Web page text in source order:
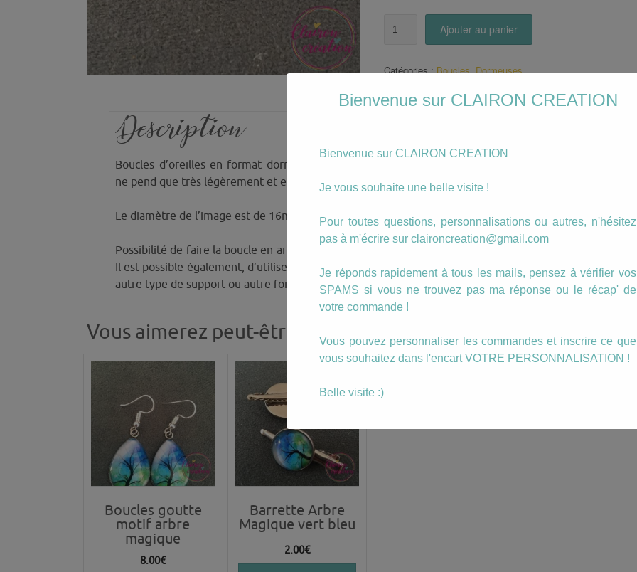
Arbre
Bleu
Ajouter au panier
Catégories :Boucles,Dormeuses
vert
Description
Boucles d’oreilles en format dormeuse. (La boucle
ne pend que très légèrement et elle est légère)
Le diamètre de l’image est de 16mm.
Possibilité de faire la boucle en argent ou en cuivré.
Il est possible également, d’utiliser le visuel dans un
autre type de support ou autre format de boucles.
Vous aimerez peut-être aussi…
Boucles goutte
motif arbre
magique
8.00€
Barrette Arbre
Magique vert bleu
2.00€
Bienvenue sur CLAIRON CREATION
Bienvenue sur CLAIRON CREATION
Je vous souhaite une belle visite !
Pour toutes questions, personnalisations ou autres, n'hésitez
pas à m'écrire sur claironcreation@gmail.com
Je réponds rapidement à tous les mails, pensez à vérifier vos
SPAMS si vous ne trouvez pas ma réponse ou le récap' de
votre commande !
Vous pouvez personnaliser les commandes et inscrire ce que
vous souhaitez dans l'encart VOTRE PERSONNALISATION !
Belle visite :)